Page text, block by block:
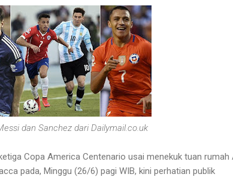
dan Sanchez dari Dailymail.co.uk
Copa America Centenario usai menekuk tuan rumah
pada, Minggu (26/6) pagi WIB, kini perhatian publik